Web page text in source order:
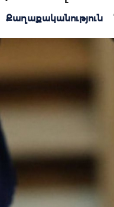
Քաղաքականություն